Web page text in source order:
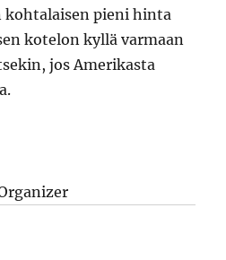
kohtalaisen pieni hinta
kotelon kyllä varmaan
jos Amerikasta